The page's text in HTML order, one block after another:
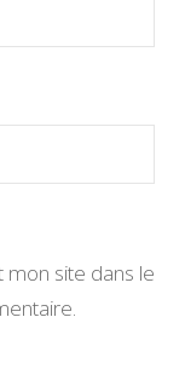
site dans le